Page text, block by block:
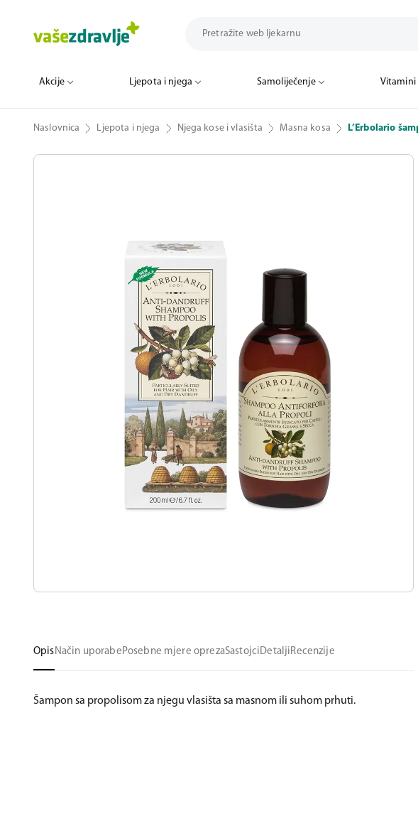
Akcije Ljepota i njega Samoliječenje Vitamini
Naslovnica Ljepota i njega Njega kose i vlasišta Masna kosa L’Erbolario
OpisNačin uporabePosebne mjere oprezaSastojciDetaljiRecenzije
Šampon sa propolisom za njegu vlasišta sa masnom ili suhom prhuti.